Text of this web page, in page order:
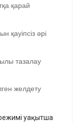
қарай
қауіпсіз әрі
тазалау
желдету
уақытша